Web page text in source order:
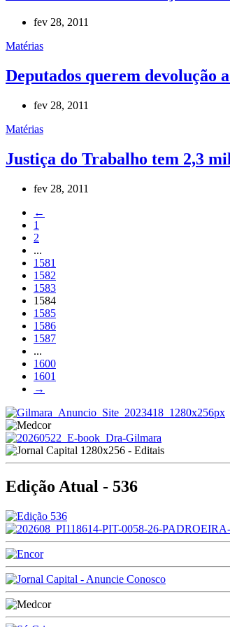
fev 28, 2011
Matérias
Deputados querem devolução
fev 28, 2011
Matérias
Justiça do Trabalho tem 2,3
fev 28, 2011
←
1
2
...
1581
1582
1583
1584
1585
1586
1587
...
1600
1601
→
Edição Atual - 536